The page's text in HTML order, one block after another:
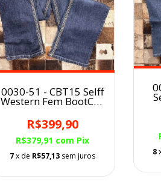
0030-51 - CBT15 Selff
Western Fem BootCut
R$399,90
R$379,91 com Pix
7x de R$57,13 sem juros 8